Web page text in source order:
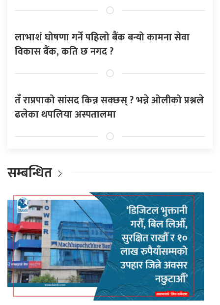
लाभाशं घोषणा गर्ने पहिलो बैंक बन्यो कामना सेवा
विकास बैंक, कति छ नगद ?
तँ राप्रपाको सांसद किन्न सक्छस् ? भन्ने ओलीको प्रश्नले
ढलेका थपलिया अस्पतालमा
सम्बन्धित